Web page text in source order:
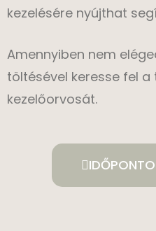
kezelésére nyújthat
Amennyiben nem
töltésével keresse fel
kezelőorvosát.